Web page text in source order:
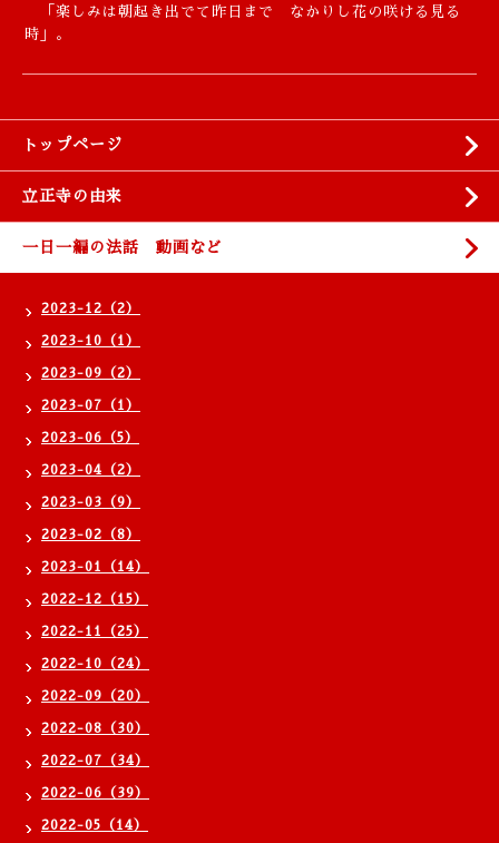
「楽しみは朝起き出でて昨日まで なかりし花の咲ける見る
時」。
トップページ
立正寺の由来
一日一編の法話 動画など
2023-12（2）
2023-10（1）
2023-09（2）
2023-07（1）
2023-06（5）
2023-04（2）
2023-03（9）
2023-02（8）
2023-01（14）
2022-12（15）
2022-11（25）
2022-10（24）
2022-09（20）
2022-08（30）
2022-07（34）
2022-06（39）
2022-05（14）